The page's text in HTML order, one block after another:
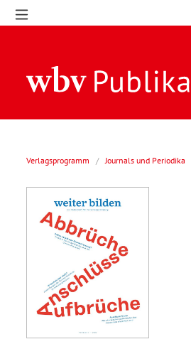
Verlagsprogramm / Journals und Periodika